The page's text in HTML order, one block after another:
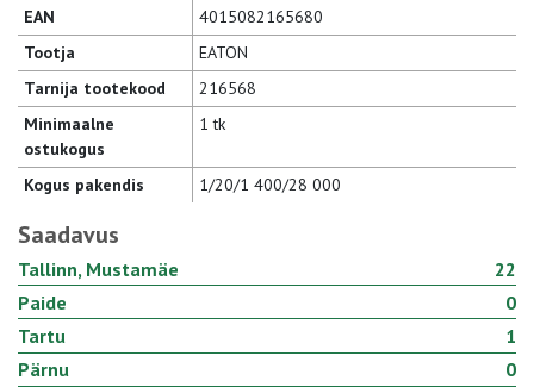
EAN
4015082165680
Tootja
EATON
Tarnija tootekood
216568
Minimaalne
ostukogus
1 tk
Kogus pakendis 1/20/1 400/28 000
Saadavus
Tallinn, Mustamäe
22
Paide
0
Tartu
1
Pärnu
0